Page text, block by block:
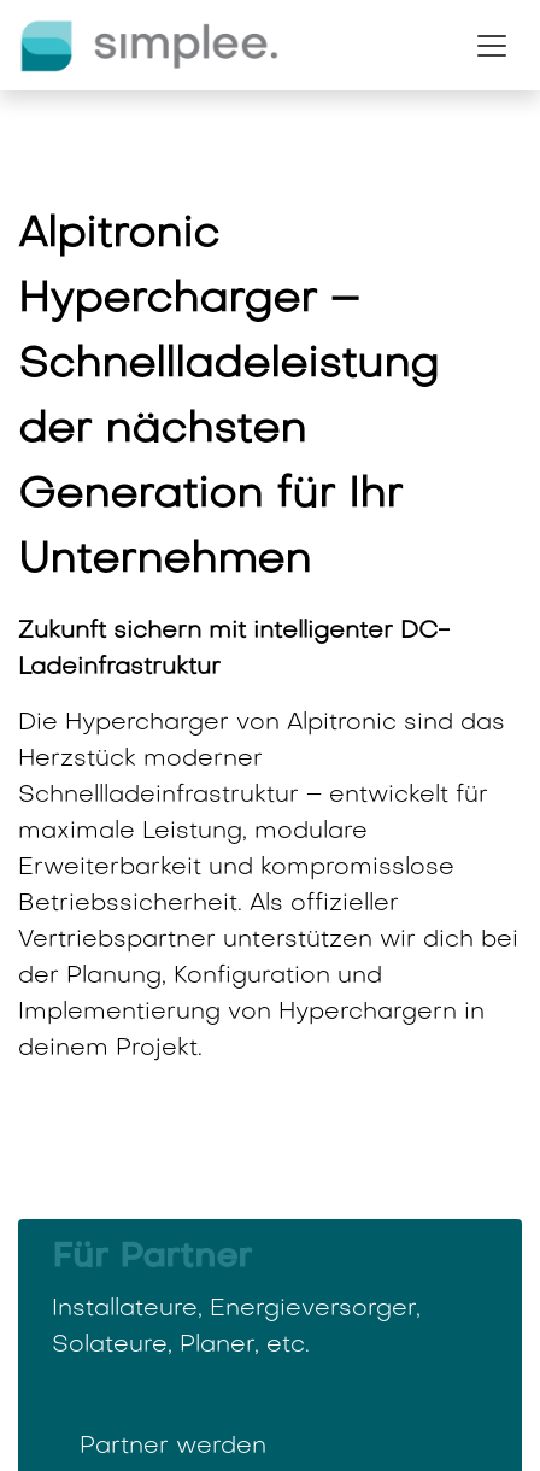
Alpitronic
Hypercharger –
Schnellladeleistung
der nächsten
Generation für Ihr
Unternehmen
Zukunft sichern mit intelligenter DC-
Ladeinfrastruktur
Die Hypercharger von Alpitronic sind das
Herzstück moderner
Schnellladeinfrastruktur – entwickelt für
maximale Leistung, modulare
Erweiterbarkeit und kompromisslose
Betriebssicherheit. Als offizieller
Vertriebspartner unterstützen wir dich bei
der Planung, Konfiguration und
Implementierung von Hyperchargern in
deinem Projekt.
Für Partner
Installateure, Energieversorger,
Solateure, Planer, etc.
Partner werden​​​​​​